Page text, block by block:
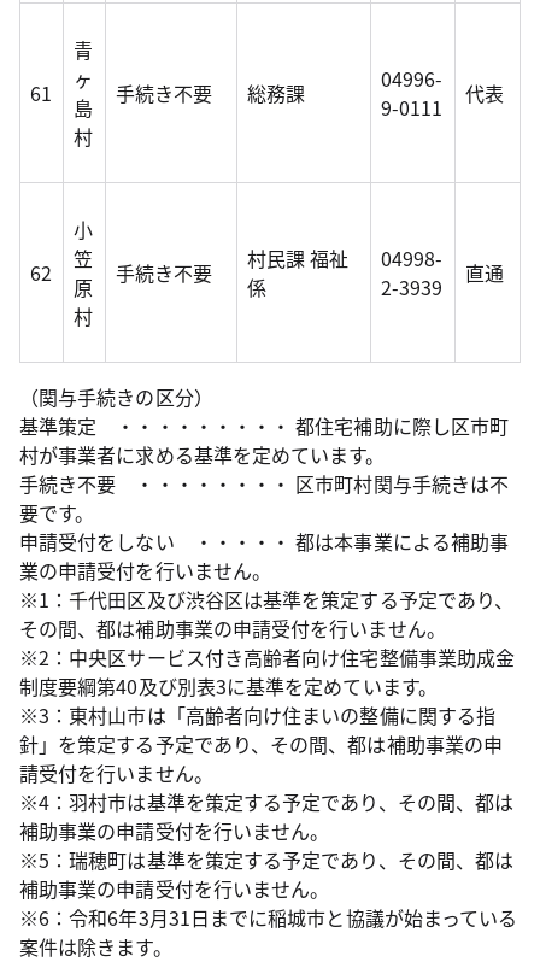
61
青
ヶ
島
村
手続き不要 総務課
04996-
9-0111
代表
62
小
笠
原
村
手続き不要
村民課 福祉
係
04998-
2-3939
直通
（関与手続きの区分）
基準策定 ・・・・・・・・・ 都住宅補助に際し区市町
村が事業者に求める基準を定めています。
手続き不要 ・・・・・・・・ 区市町村関与手続きは不
要です。
申請受付をしない ・・・・・ 都は本事業による補助事
業の申請受付を行いません。
※1：千代田区及び渋谷区は基準を策定する予定であり、
その間、都は補助事業の申請受付を行いません。
※2：中央区サービス付き高齢者向け住宅整備事業助成金
制度要綱第40及び別表3に基準を定めています。
※3：東村山市は「高齢者向け住まいの整備に関する指
針」を策定する予定であり、その間、都は補助事業の申
請受付を行いません。
※4：羽村市は基準を策定する予定であり、その間、都は
補助事業の申請受付を行いません。
※5：瑞穂町は基準を策定する予定であり、その間、都は
補助事業の申請受付を行いません。
※6：令和6年3月31日までに稲城市と協議が始まっている
案件は除きます。